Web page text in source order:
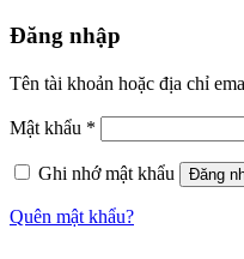
Đăng nhập
Tên tài khoản hoặc địa chỉ
Mật khẩu *
Ghi nhớ mật khẩu Đăng
Quên mật khẩu?